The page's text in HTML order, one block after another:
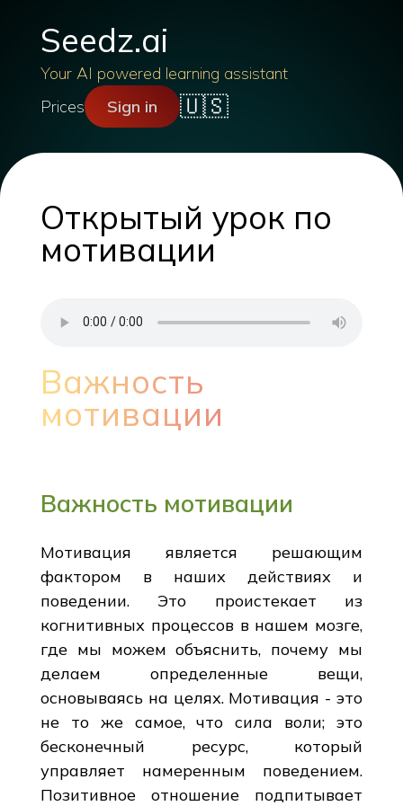
Seedz.ai
Your AI powered learning assistant
Prices
Sign in 🇺🇸
Открытый урок по
мотивации
Важность
мотивации
Важность мотивации
Мотивация является решающим
фактором в наших действиях и
поведении. Это проистекает из
когнитивных процессов в нашем мозге,
где мы можем объяснить, почему мы
делаем определенные вещи,
основываясь на целях. Мотивация - это
не то же самое, что сила воли; это
бесконечный ресурс, который
управляет намеренным поведением.
Позитивное отношение подпитывает